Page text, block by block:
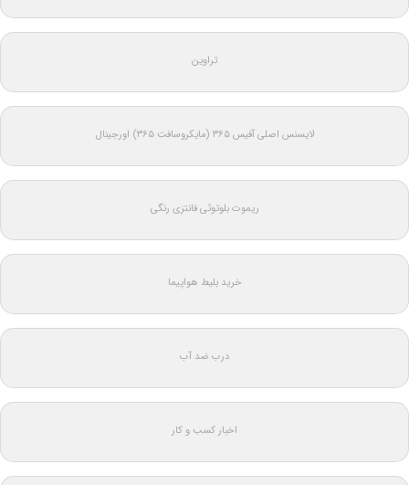
تراوین
لایسنس اصلی آفیس ۳۶۵ (مایکروسافت ۳۶۵) اورجینال
ریموت بلوتوثی فانتزی رنگی
خرید بلیط هواپیما
درب ضد آب
اخبار کسب و کار